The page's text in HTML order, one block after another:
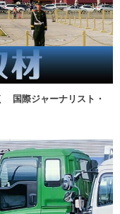
国際ジャーナリスト・